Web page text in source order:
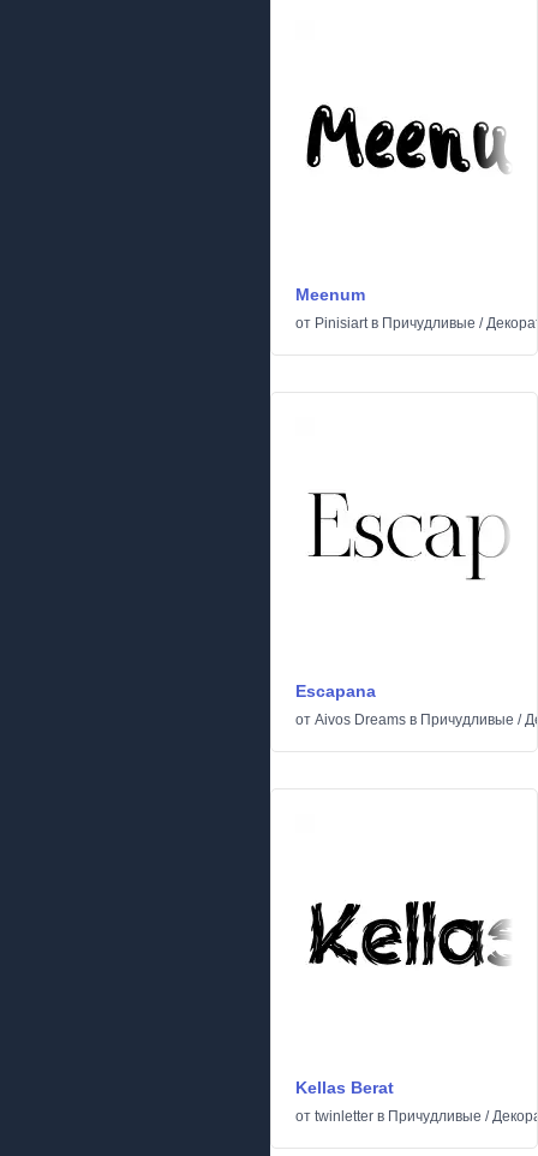
Meenum
от Pinisiartв Причудливые /
Escapana
от Aivos Dreams в Причудливые /
Kellas Berat
от twinletter в Причудливые /